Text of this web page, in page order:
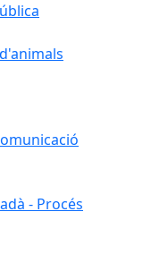
- Procés